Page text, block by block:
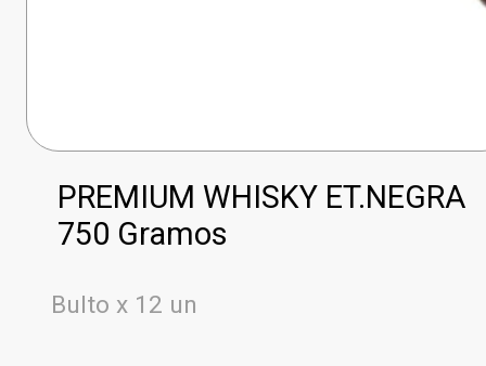
PREMIUM WHISKY ET.NEGRA
750 Gramos
Bulto x 12 un